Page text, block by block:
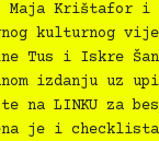
Maja Krištafor i
kulturnog
Tus i Iskre
izdanju uz
na LINKU za
je i